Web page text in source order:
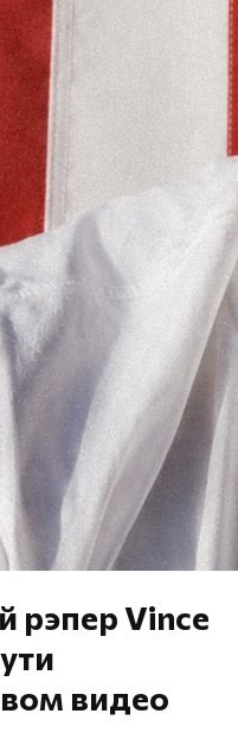
рэпер Vince
видео